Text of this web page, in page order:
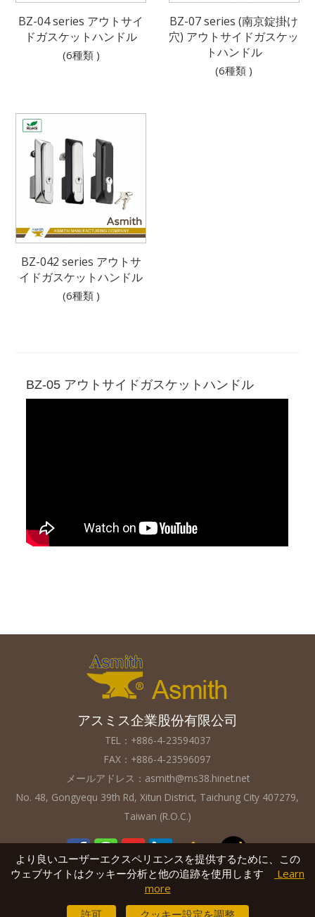
BZ-04 series アウトサイ
ドガスケットハンドル
(6種類 )
BZ-07 series (南京錠掛け
穴) アウトサイドガスケッ
トハンドル
(6種類 )
BZ-042 series アウトサ
イドガスケットハンドル
(6種類 )
BZ-05 アウトサイドガスケットハンドル
より良いユーザーエクスペリエンスを提供するために、この
ウェブサイトはクッキー分析と他の追跡を使用します
Learn
more
許可
クッキー設定を調整
アスミス企業股份有限公司
TEL：+886-4-23594037
FAX：+886-4-23596097
メールアドレス： asmith@ms38.hinet.net
No. 48, Gongyequ 39th Rd, Xitun District, Taichung City 407279,
Taiwan (R.O.C.)
Copyright © 2016Asmith Industrial Hardware & Components